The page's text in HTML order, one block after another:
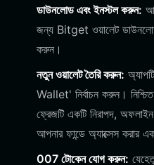
ডাউনলোড এবং ইনস্টল করুন:
জন্য Bitget ওয়ালেট
করুন।
নতুন ওয়ালেট তৈরি করুন:
Wallet' নির্বাচন করুন।
ফ্রেজটি একটি নিরাপদ,
আপনার ফান্ডে অ্যাক্সেস করার
007 টোকেন যোগ করুন: